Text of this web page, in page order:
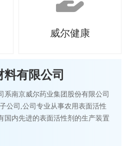
威尔健康
有限公司
系南京威尔药业集团股份有限公司
公司,公司专业从事农用表面活性
国内先进的表面活性剂的生产装置